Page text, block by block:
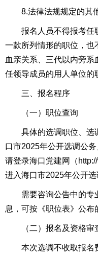
8.法律法规规定的其他
报名人员不得报考任
一款所列情形的职位，也
血亲关系、三代以内旁
任领导成员的用人单位的
三、报名程序
（一）职位查询
具体的选调职位、选
口市2025年公开选调公
请登录海口党建网（
进入海口市2025年公开选
需要咨询公告中的专
息，可按《职位表》公布
（二）报名及资格审
本次选调不收取报名